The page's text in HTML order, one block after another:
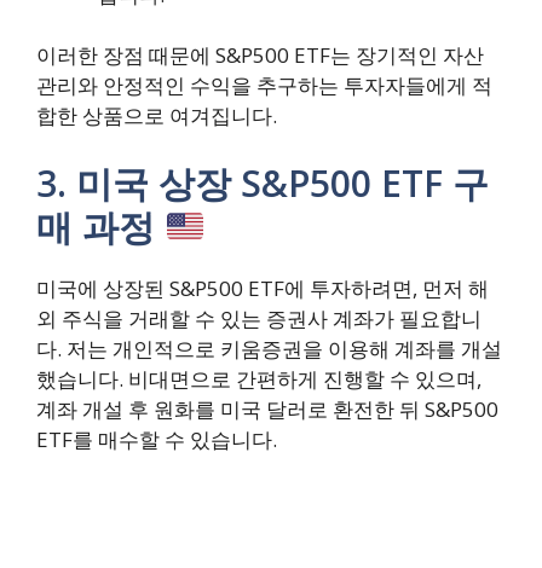
이러한 장점 때문에 S&P500 ETF는 장기적인 자산
관리와 안정적인 수익을 추구하는 투자자들에게 적
합한 상품으로 여겨집니다.
3. 미국 상장 S&P500 ETF 구
매 과정
미국에 상장된 S&P500 ETF에 투자하려면, 먼저 해
외 주식을 거래할 수 있는 증권사 계좌가 필요합니
다. 저는 개인적으로 키움증권을 이용해 계좌를 개설
했습니다. 비대면으로 간편하게 진행할 수 있으며,
계좌 개설 후 원화를 미국 달러로 환전한 뒤 S&P500
ETF를 매수할 수 있습니다.